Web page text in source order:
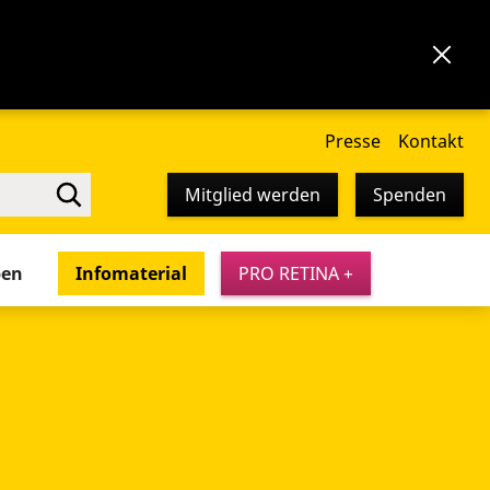
Presse Kontakt
Mitglied werden Spenden
Infomaterial PRO RETINA +